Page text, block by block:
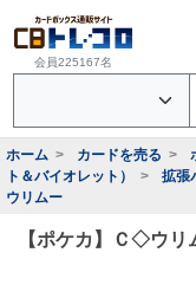
会員225167名
ホーム カードを売る
ト＆バイオレット）
拡張
ウリムー
【ポケカ】Ｃ◇ウリ